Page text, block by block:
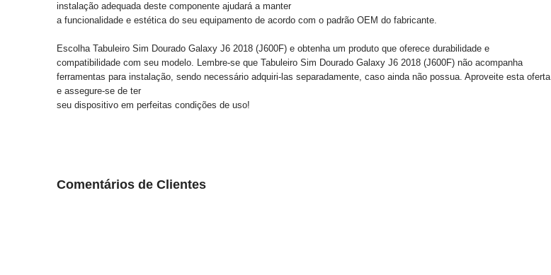
instalação adequada deste componente ajudará a manter
a funcionalidade e estética do seu equipamento de acordo com o padrão OEM do fabricante.
Escolha Tabuleiro Sim Dourado Galaxy J6 2018 (J600F) e obtenha um produto que oferece durabilidade e
compatibilidade com seu modelo. Lembre-se que Tabuleiro Sim Dourado Galaxy J6 2018 (J600F) não acompanha
ferramentas para instalação, sendo necessário adquiri-las separadamente, caso ainda não possua. Aproveite esta oferta
e assegure-se de ter
seu dispositivo em perfeitas condições de uso!
Comentários de Clientes